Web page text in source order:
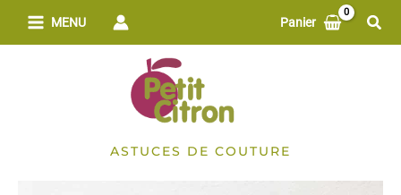
MENU Panier
ASTUCES DE COUTURE